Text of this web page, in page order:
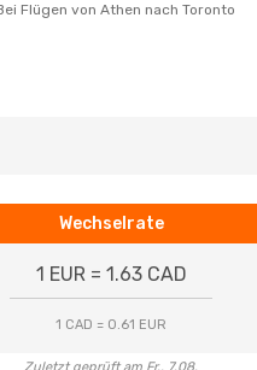
Bei Flügen von Athen nach Toronto
Wechselrate
1 EUR = 1.63 CAD
1 CAD = 0.61 EUR